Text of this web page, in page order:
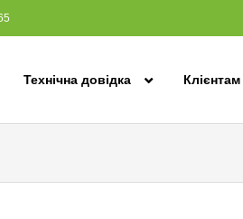
Технічна довідка Клієнтам